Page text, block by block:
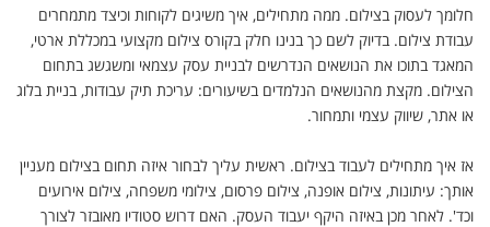
חלומך לעסוק בצילום. ממה מתחילים, איך משיגים לקוחות וכיצד מתמחרים
עבודת צילום. בדיוק לשם כך בנינו חלק בקורס צילום מקצועי במכללת ארטי,
המאגד בתוכו את הנושאים הנדרשים לבניית עסק עצמאי ומשגשג בתחום
הצילום. מקצת מהנושאים הנלמדים בשיעורים: עריכת תיק עבודות, בניית בלוג
או אתר, שיווק עצמי ותמחור.
אז איך מתחילים לעבוד בצילום. ראשית עליך לבחור איזה תחום בצילום מעניין
אותך: עיתונות, צילום אופנה, צילום פרסום, צילומי משפחה, צילום אירועים
וכד'. לאחר מכן באיזה היקף יעבוד העסק. האם דרוש סטודיו מאובזר לצורך